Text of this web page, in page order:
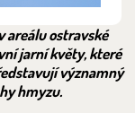
areálu ostravské
jarní květy, které
významný
hmyzu.